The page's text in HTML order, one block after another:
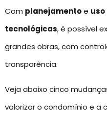
Com planejamentoe
tecnológicas, é possível
grandes obras, com
transparência.
Veja abaixo cinco
valorizar o condomínio e a